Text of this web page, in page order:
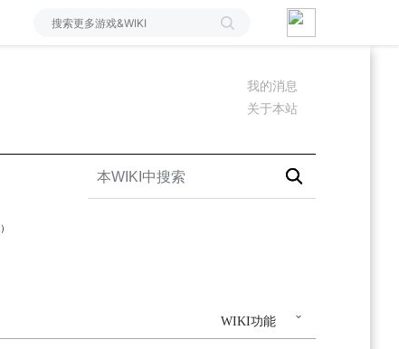
我的消息
关于本站
）
WIKI功能